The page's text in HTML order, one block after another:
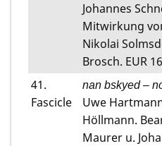
Johannes
Mitwirkung
Nikolai
Brosch. EUR
41.
Fascicle
nan bskyed –
Uwe
Höllmann.
Maurer u.